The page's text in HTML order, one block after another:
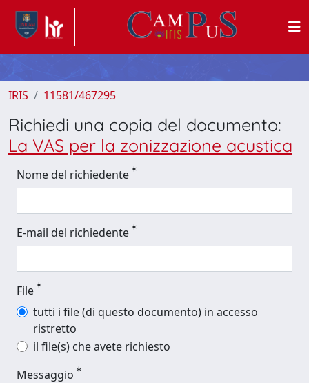
IRIS 11581/467295
Richiedi una copia del documento:
La VAS per la zonizzazione acustica
Nome del richiedente
E-mail del richiedente
File
tutti i file (di questo documento) in accesso
ristretto
il file(s) che avete richiesto
Messaggio